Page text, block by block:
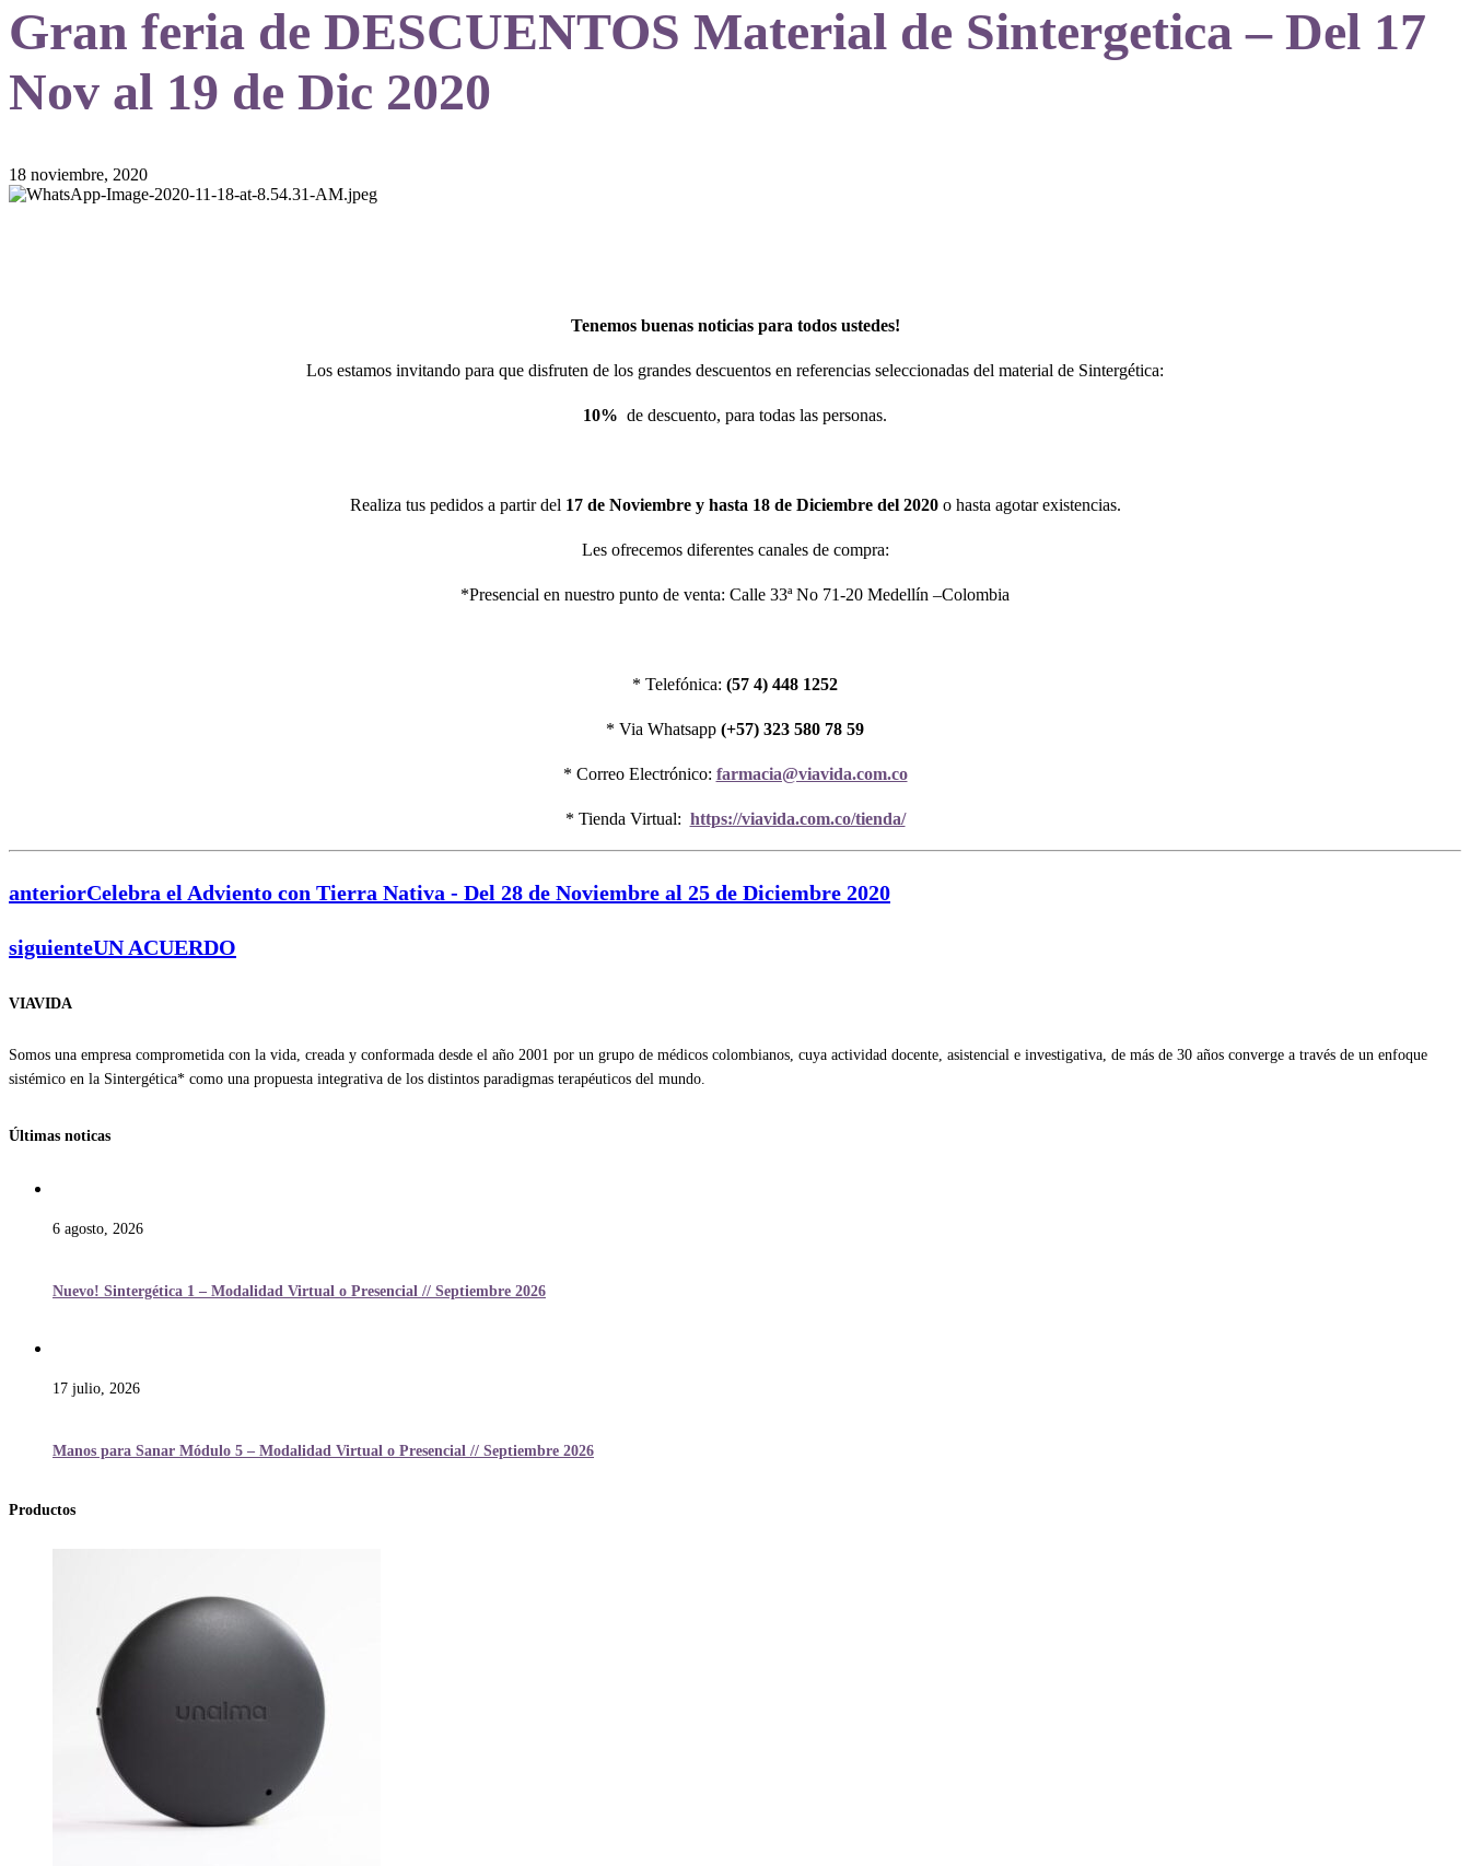
Gran feria de DESCUENTOS Material de Sintergetica – Del 17
Nov al 19 de Dic 2020
18 noviembre, 2020
Tenemos buenas noticias para todos ustedes!
Los estamos invitando para que disfruten de los grandes descuentos en referencias seleccionadas del material de Sintergética:
10% de descuento, para todas las personas.
Realiza tus pedidos a partir del 17 de Noviembre y hasta 18 de Diciembre del 2020o hasta agotar existencias.
Les ofrecemos diferentes canales de compra:
*Presencial en nuestro punto de venta: Calle 33ª No 71-20 Medellín –Colombia
* Telefónica: (57 4) 448 1252
* Via Whatsapp (+57) 323 580 78 59
* Correo Electrónico: farmacia@viavida.com.co
* Tienda Virtual: https://viavida.com.co/tienda/
anteriorCelebra el Adviento con Tierra Nativa - Del 28 de Noviembre al 25 de Diciembre 2020
siguienteUN ACUERDO
VIAVIDA
Somos una empresa comprometida con la vida, creada y conformada desde el año 2001 por un grupo de médicos colombianos, cuya actividad docente, asistencial e investigativa, de más de 30 años converge a través de un enfoque
sistémico en la Sintergética* como una propuesta integrativa de los distintos paradigmas terapéuticos del mundo.
Últimas noticas
6 agosto, 2026
Nuevo! Sintergética 1 – Modalidad Virtual o Presencial // Septiembre 2026
17 julio, 2026
Manos para Sanar Módulo 5 – Modalidad Virtual o Presencial // Septiembre 2026
Productos